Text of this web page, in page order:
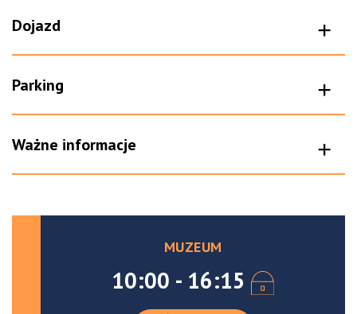
Dojazd
Parking
Ważne informacje
MUZEUM
10:00 - 16:15